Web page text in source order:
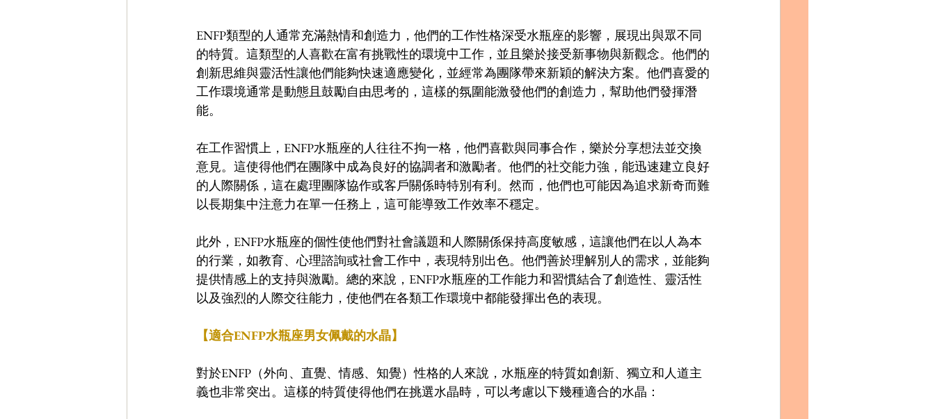
ENFP類型的人通常充滿熱情和創造力，他們的工作性格深受水瓶座的影響，展現出與眾不同
的特質。這類型的人喜歡在富有挑戰性的環境中工作，並且樂於接受新事物與新觀念。他們的
創新思維與靈活性讓他們能夠快速適應變化，並經常為團隊帶來新穎的解決方案。他們喜愛的
工作環境通常是動態且鼓勵自由思考的，這樣的氛圍能激發他們的創造力，幫助他們發揮潛
能。
在工作習慣上，ENFP水瓶座的人往往不拘一格，他們喜歡與同事合作，樂於分享想法並交換
意見。這使得他們在團隊中成為良好的協調者和激勵者。他們的社交能力強，能迅速建立良好
的人際關係，這在處理團隊協作或客戶關係時特別有利。然而，他們也可能因為追求新奇而難
以長期集中注意力在單一任務上，這可能導致工作效率不穩定。
此外，ENFP水瓶座的個性使他們對社會議題和人際關係保持高度敏感，這讓他們在以人為本
的行業，如教育、心理諮詢或社會工作中，表現特別出色。他們善於理解別人的需求，並能夠
提供情感上的支持與激勵。總的來說，ENFP水瓶座的工作能力和習慣結合了創造性、靈活性
以及強烈的人際交往能力，使他們在各類工作環境中都能發揮出色的表現。
【適合ENFP水瓶座男女佩戴的水晶】
對於ENFP（外向、直覺、情感、知覺）性格的人來說，水瓶座的特質如創新、獨立和人道主
義也非常突出。這樣的特質使得他們在挑選水晶時，可以考慮以下幾種適合的水晶：